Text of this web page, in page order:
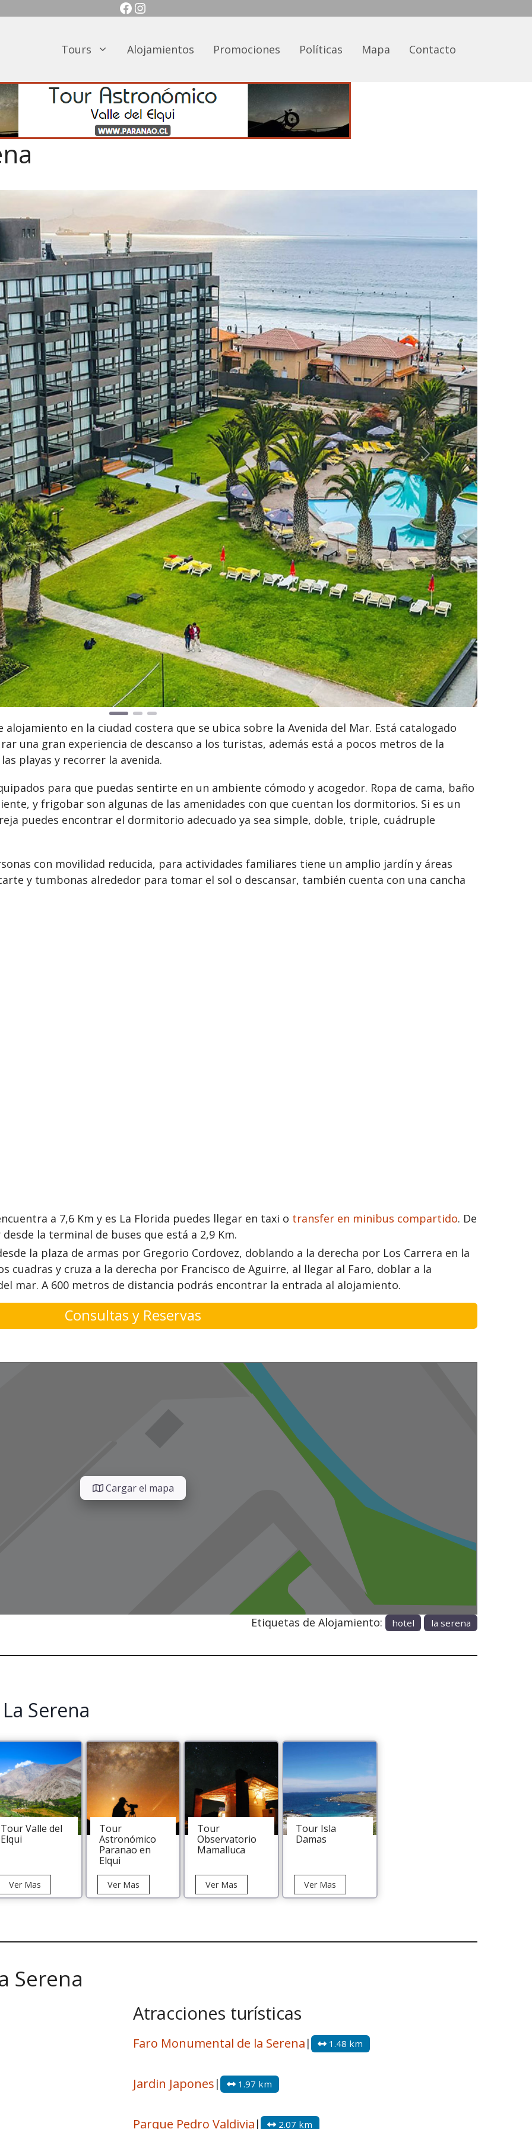
Facebook
Instagram
Tours Alojamientos Promociones Políticas Mapa Contacto
Siguiente
alojamiento en la ciudad costera que se ubica sobre la Avenida del Mar. Está catalogado
una gran experiencia de descanso a los turistas, además está a pocos metros de la
playas y recorrer la avenida.
para que puedas sentirte en un ambiente cómodo y acogedor. Ropa de cama, baño
y frigobar son algunas de las amenidades con que cuentan los dormitorios. Si es un
puedes encontrar el dormitorio adecuado ya sea simple, doble, triple, cuádruple
con movilidad reducida, para actividades familiares tiene un amplio jardín y áreas
y tumbonas alrededor para tomar el sol o descansar, también cuenta con una cancha
a 7,6 Km y es La Florida puedes llegar en taxi o transfer en minibus compartido. De
la terminal de buses que está a 2,9 Km.
la plaza de armas por Gregorio Cordovez, doblando a la derecha por Los Carrera en la
cuadras y cruza a la derecha por Francisco de Aguirre, al llegar al Faro, doblar a la
mar. A 600 metros de distancia podrás encontrar la entrada al alojamiento.
Consultas y Reservas
Cargar el mapa
Etiquetas de Alojamiento: hotel la serena
Serena
Tour Valle del
Elqui
Ver MasTour
Valle
Tour
Astronómico
Paranao en
Elqui
Ver MasTour
Astronómico
Tour
Observatorio
Mamalluca
Ver Mas
Observatorio
Tour Isla
Damas
Ver Mas
Isla
Serena
Atracciones turísticas
Faro Monumental de la Serena | 1.48 km
Jardin Japones | 1.97 km
Parque Pedro Valdivia | 2.07 km